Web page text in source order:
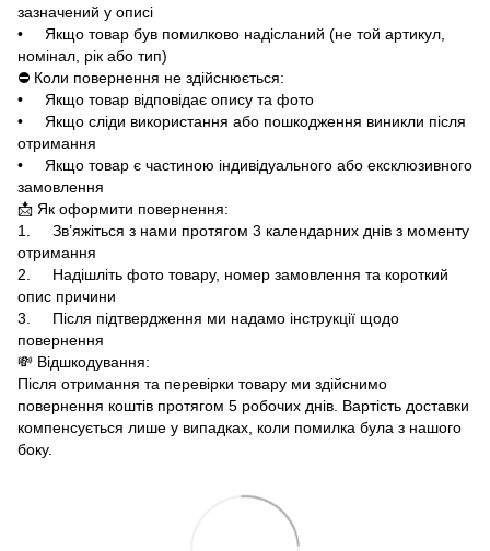
зазначений у описі
• Якщо товар був помилково надісланий (не той артикул,
номінал, рік або тип)
⛔ Коли повернення не здійснюється:
• Якщо товар відповідає опису та фото
• Якщо сліди використання або пошкодження виникли після
отримання
• Якщо товар є частиною індивідуального або ексклюзивного
замовлення
📩 Як оформити повернення:
1. Зв’яжіться з нами протягом 3 календарних днів з моменту
отримання
2. Надішліть фото товару, номер замовлення та короткий
опис причини
3. Після підтвердження ми надамо інструкції щодо
повернення
💸 Відшкодування:
Після отримання та перевірки товару ми здійснимо
повернення коштів протягом 5 робочих днів. Вартість доставки
компенсується лише у випадках, коли помилка була з нашого
боку.